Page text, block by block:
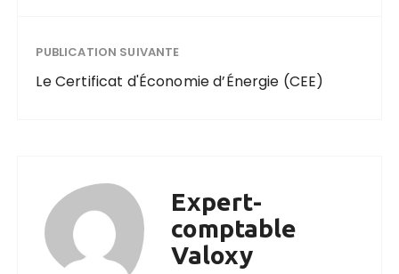
PUBLICATION SUIVANTE
Le Certificat d'Économie d’Énergie (CEE)
Expert-
comptable
Valoxy